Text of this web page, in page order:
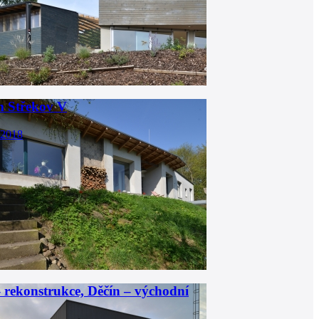
Střekov V
Děčín – východní